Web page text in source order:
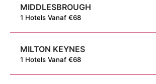
MIDDLESBROUGH
1 Hotels Vanaf €68
MILTON KEYNES
1 Hotels Vanaf €68